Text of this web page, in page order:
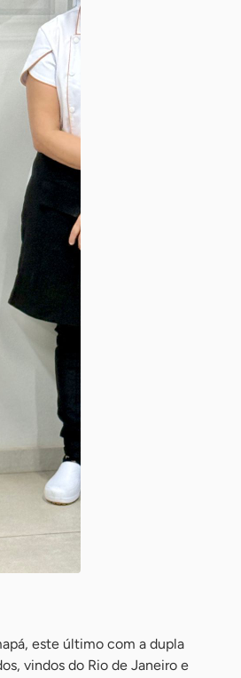
este último com a dupla
vindos do Rio de Janeiro e